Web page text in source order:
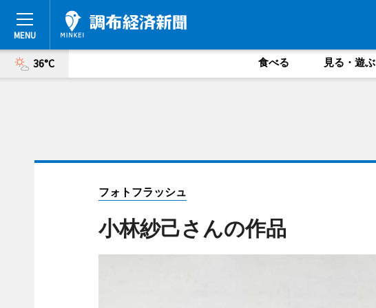
36°C 食べる 見る・遊ぶ
フォトフラッシュ
小林紗己さんの作品